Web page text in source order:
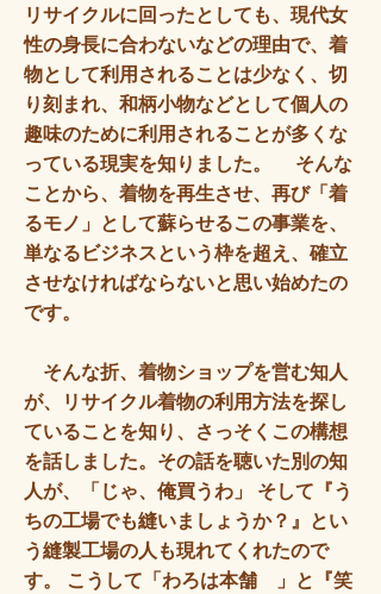
リサイクルに回ったとしても、現代女
性の身長に合わないなどの理由で、着
物として利用されることは少なく、切
り刻まれ、和柄小物などとして個人の
趣味のために利用されることが多くな
っている現実を知りました。 そんな
ことから、着物を再生させ、再び「着
るモノ」として蘇らせるこの事業を、
単なるビジネスという枠を超え、確立
させなければならないと思い始めたの
です。
そんな折、着物ショップを営む知人
が、リサイクル着物の利用方法を探し
ていることを知り、さっそくこの構想
を話しました。その話を聴いた別の知
人が、「じゃ、俺買うわ」 そして『う
ちの工場でも縫いましょうか？』とい
う縫製工場の人も現れてくれたので
す。 こうして「わろは本舗 」と『笑